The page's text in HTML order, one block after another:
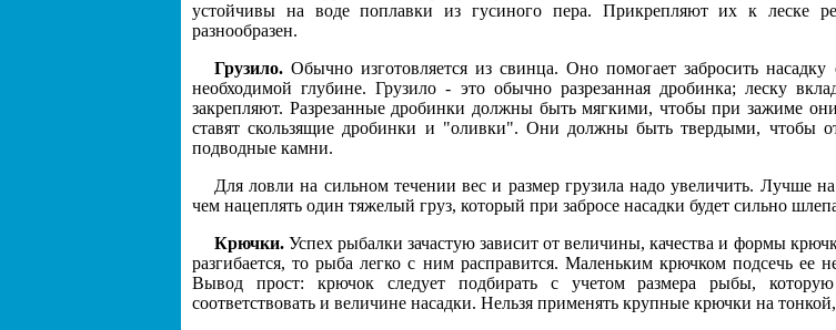
устойчивы на воде поплавки из гусиного пера. Прикрепляют их к леске
разнообразен.
Грузило. Обычно изготовляется из свинца. Оно помогает забросить
необходимой глубине. Грузило - это обычно разрезанная дробинка; леску
закрепляют. Разрезанные дробинки должны быть мягкими, чтобы при зажиме
ставят скользящие дробинки и "оливки". Они должны быть твердыми, чтобы
подводные камни.
Для ловли на сильном течении вес и размер грузила надо увеличить. Лучше
чем нацеплять один тяжелый груз, который при забросе насадки будет сильно
Крючки. Успех рыбалки зачастую зависит от величины, качества и формы
разгибается, то рыба легко с ним расправится. Маленьким крючком подсечь ее
Вывод прост: крючок следует подбирать с учетом размера рыбы,
соответствовать и величине насадки. Нельзя применять крупные крючки на